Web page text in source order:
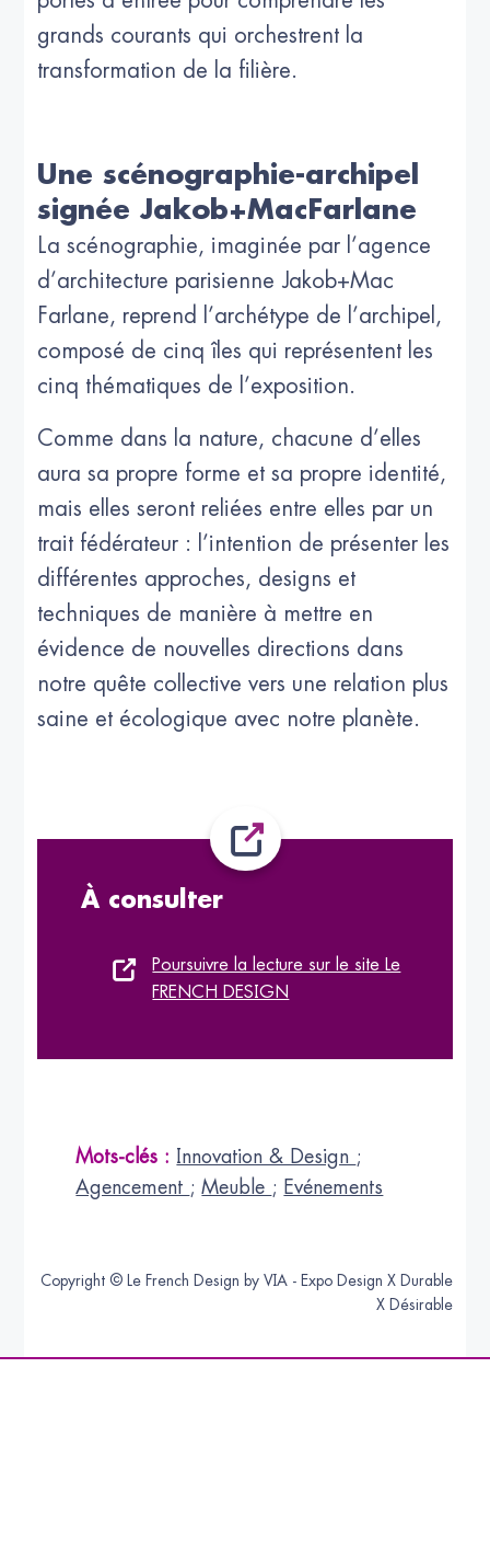
grands courants qui orchestrent la
transformation de la filière.
Une scénographie-archipel
signée Jakob+MacFarlane
La scénographie, imaginée par l’agence
d’architecture parisienne Jakob+Mac
Farlane, reprend l’archétype de l’archipel,
composé de cinq îles qui représentent les
cinq thématiques de l’exposition.
Comme dans la nature, chacune d’elles
aura sa propre forme et sa propre identité,
mais elles seront reliées entre elles par un
trait fédérateur : l’intention de présenter les
différentes approches, designs et
techniques de manière à mettre en
évidence de nouvelles directions dans
notre quête collective vers une relation plus
saine et écologique avec notre planète.
À consulter
Poursuivre la lecture sur le site Le
FRENCH DESIGN
Mots-clés : Innovation & Design ;
Agencement ;Meuble ; Evénements
Copyright © Le French Design by VIA - Expo Design X Durable
X Désirable